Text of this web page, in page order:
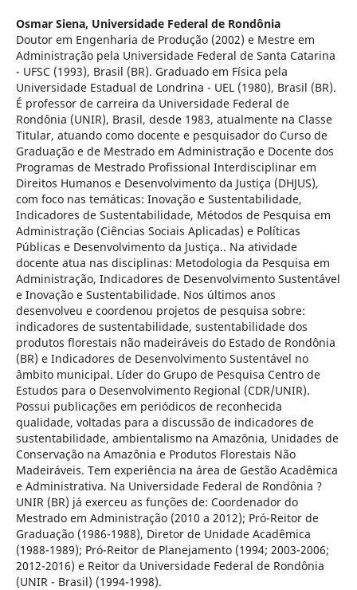
Osmar Siena, Universidade Federal de Rondônia
Doutor em Engenharia de Produção (2002) e Mestre em
Administração pela Universidade Federal de Santa Catarina
- UFSC (1993), Brasil (BR). Graduado em Física pela
Universidade Estadual de Londrina - UEL (1980), Brasil (BR).
É professor de carreira da Universidade Federal de
Rondônia (UNIR), Brasil, desde 1983, atualmente na Classe
Titular, atuando como docente e pesquisador do Curso de
Graduação e de Mestrado em Administração e Docente dos
Programas de Mestrado Profissional Interdisciplinar em
Direitos Humanos e Desenvolvimento da Justiça (DHJUS),
com foco nas temáticas: Inovação e Sustentabilidade,
Indicadores de Sustentabilidade, Métodos de Pesquisa em
Administração (Ciências Sociais Aplicadas) e Políticas
Públicas e Desenvolvimento da Justiça.. Na atividade
docente atua nas disciplinas: Metodologia da Pesquisa em
Administração, Indicadores de Desenvolvimento Sustentável
e Inovação e Sustentabilidade. Nos últimos anos
desenvolveu e coordenou projetos de pesquisa sobre:
indicadores de sustentabilidade, sustentabilidade dos
produtos florestais não madeiráveis do Estado de Rondônia
(BR) e Indicadores de Desenvolvimento Sustentável no
âmbito municipal. Líder do Grupo de Pesquisa Centro de
Estudos para o Desenvolvimento Regional (CDR/UNIR).
Possui publicações em periódicos de reconhecida
qualidade, voltadas para a discussão de indicadores de
sustentabilidade, ambientalismo na Amazônia, Unidades de
Conservação na Amazônia e Produtos Florestais Não
Madeiráveis. Tem experiência na área de Gestão Acadêmica
e Administrativa. Na Universidade Federal de Rondônia ?
UNIR (BR) já exerceu as funções de: Coordenador do
Mestrado em Administração (2010 a 2012); Pró-Reitor de
Graduação (1986-1988), Diretor de Unidade Acadêmica
(1988-1989); Pró-Reitor de Planejamento (1994; 2003-2006;
2012-2016) e Reitor da Universidade Federal de Rondônia
(UNIR - Brasil) (1994-1998).